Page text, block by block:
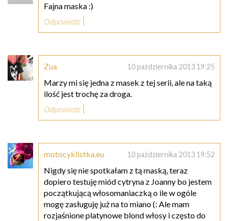
Fajna maska :)
Odpowiedz
Zua 10 października 2013 19:25
Marzy mi się jedna z masek z tej serii, ale na taką
ilość jest trochę za droga.
Odpowiedz
motocyklistka.eu 10 października 2013 19:52
Nigdy się nie spotkałam z tą maską, teraz
dopiero testuję miód cytryna z Joanny bo jestem
początkującą włosomaniaczką o ile w ogóle
mogę zasługuję już na to miano (: Ale mam
rozjaśnione platynowe blond włosy i często do